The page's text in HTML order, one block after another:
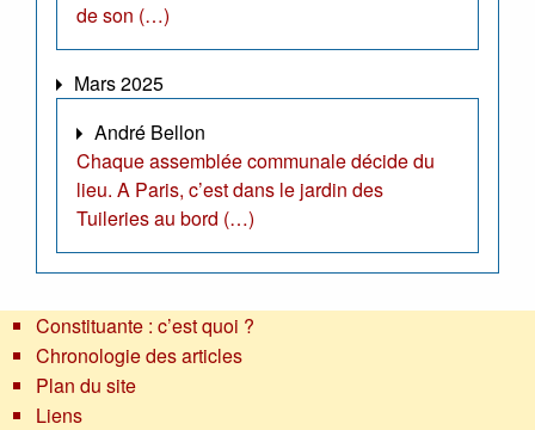
de son (…)
Mars 2025
André Bellon
Chaque assemblée communale décide du
lieu. A Paris, c’est dans le jardin des
Tuileries au bord (…)
Constituante : c’est quoi ?
Chronologie des articles
Plan du site
Liens